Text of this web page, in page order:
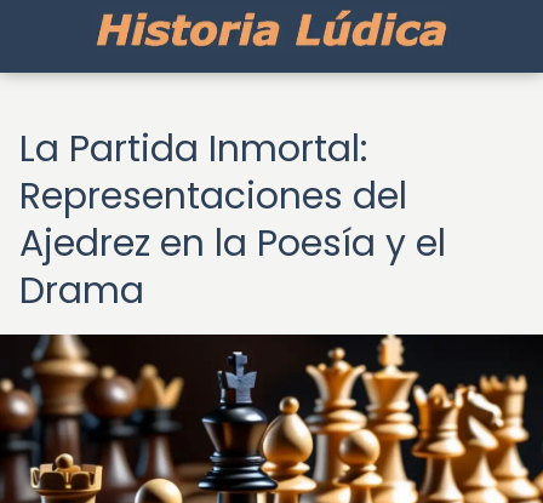
La Partida Inmortal:
Representaciones del
Ajedrez en la Poesía y el
Drama